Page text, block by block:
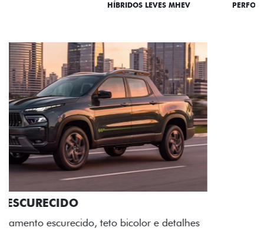
HÍBRIDOS LEVES MHEV
ADESIVOS ESTILIZADOS
Os adesivos aplicados no capô e nas laterais